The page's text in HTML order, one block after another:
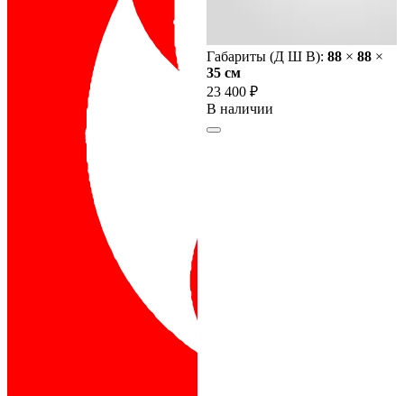
Габариты (Д Ш В): 88 × 88 ×
35 cм
23 400 ₽
В наличии